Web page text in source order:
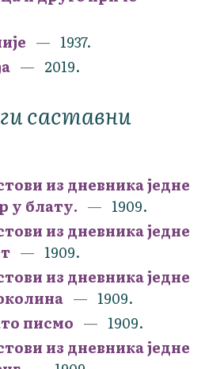
1937.
2019.
саставни
из дневника једне
у блату.
1909.
из дневника једне
1909.
из дневника једне
1909.
писмо
1909.
из дневника једне